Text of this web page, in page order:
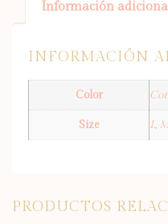
Información
INFORMACIÓN
Color
Size L,
PRODUCTOS